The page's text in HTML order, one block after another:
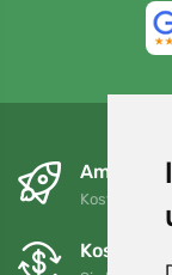
Am
Kostenloser